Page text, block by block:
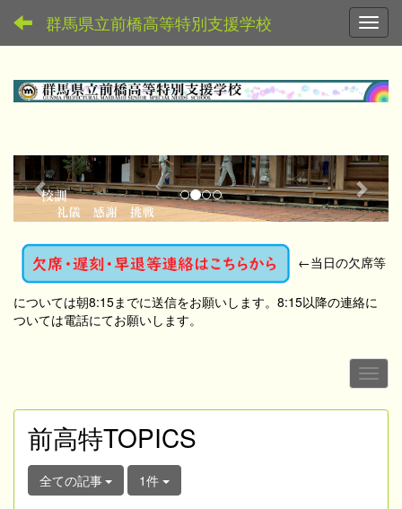
群馬県立前橋高等特別支援学校
p
r
e
v
i
o
u
n
e
x
←当日の欠席等
については朝8:15までに送信をお願いします。8:15以降の連絡に
ついては電話にてお願いします。
前高特TOPICS
全ての記事 1件